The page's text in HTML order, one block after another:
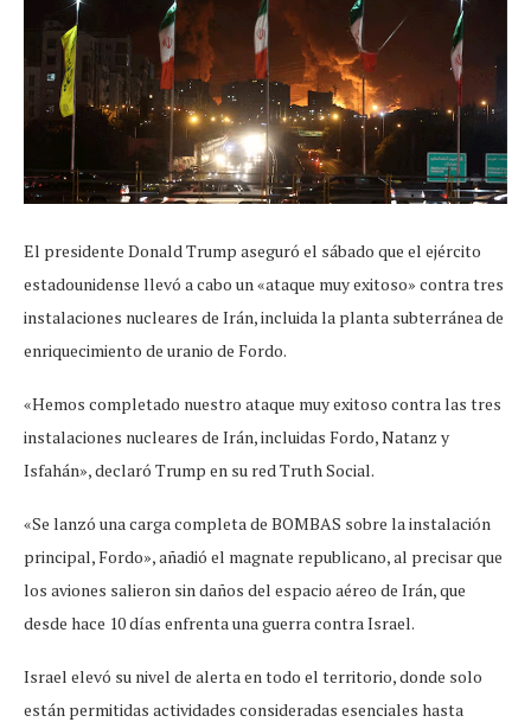
El presidente Donald Trump aseguró el sábado que el ejército
estadounidense llevó a cabo un «ataque muy exitoso» contra tres
instalaciones nucleares de Irán, incluida la planta subterránea de
enriquecimiento de uranio de Fordo.
«Hemos completado nuestro ataque muy exitoso contra las tres
instalaciones nucleares de Irán, incluidas Fordo, Natanz y
Isfahán», declaró Trump en su red Truth Social.
«Se lanzó una carga completa de BOMBAS sobre la instalación
principal, Fordo», añadió el magnate republicano, al precisar que
los aviones salieron sin daños del espacio aéreo de Irán, que
desde hace 10 días enfrenta una guerra contra Israel.
Israel elevó su nivel de alerta en todo el territorio, donde solo
están permitidas actividades consideradas esenciales hasta